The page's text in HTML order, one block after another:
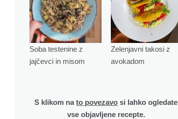
Soba testenine z
jajčevci in misom
Zelenjavni takosi z
avokadom
S klikom nato povezavo si lahko ogledate
vse objavljene recepte.